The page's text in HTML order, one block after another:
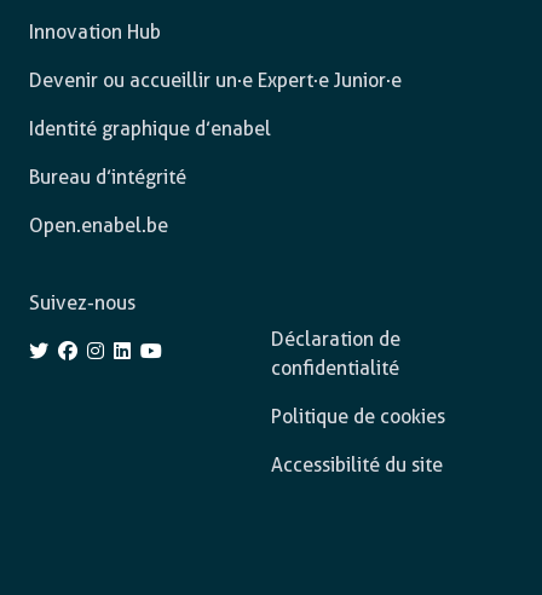
Innovation Hub
Devenir ou accueillir un·e Expert·e Junior·e
Identité graphique d’enabel
Bureau d’intégrité
Open.enabel.be
Déclaration de
confidentialité
Politique de cookies
Accessibilité du site
Suivez-nous